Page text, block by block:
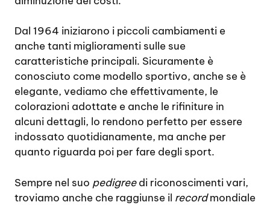
Dal 1964 iniziarono i piccoli cambiamenti e
anche tanti miglioramenti sulle sue
caratteristiche principali. Sicuramente è
conosciuto come modello sportivo, anche se è
elegante, vediamo che effettivamente, le
colorazioni adottate e anche le rifiniture in
alcuni dettagli, lo rendono perfetto per essere
indossato quotidianamente, ma anche per
quanto riguarda poi per fare degli sport.
Sempre nel suo pedigreedi riconoscimenti vari,
troviamo anche che raggiunse il recordmondiale